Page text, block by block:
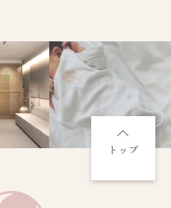
トップ